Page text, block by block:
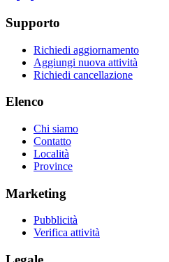
Supporto
Richiedi aggiornamento
Aggiungi nuova attività
Richiedi cancellazione
Elenco
Chi siamo
Contatto
Località
Province
Marketing
Pubblicità
Verifica attività